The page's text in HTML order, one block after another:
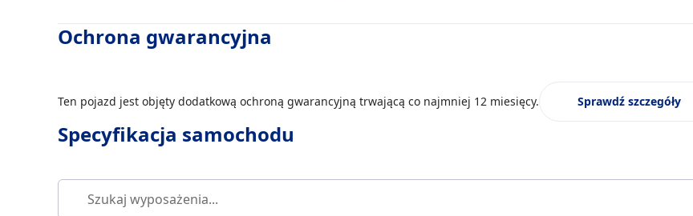
Ochrona gwarancyjna
Ten pojazd jest objęty dodatkową ochroną gwarancyjną trwającą co najmniej 12 miesięcy. Sprawdź szczegóły
Specyfikacja samochodu